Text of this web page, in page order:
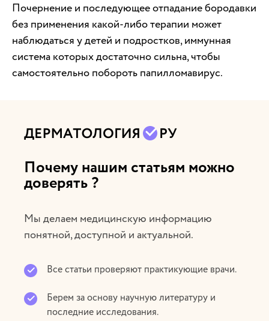
Почернение и последующее отпадание бородавки
без применения какой-либо терапии может
наблюдаться у детей и подростков, иммунная
система которых достаточно сильна, чтобы
самостоятельно побороть папилломавирус.
Почему нашим статьям можно
доверять ?
Мы делаем медицинскую информацию
понятной, доступной и актуальной.
Все статьи проверяют практикующие врачи.
Берем за основу научную литературу и
последние исследования.